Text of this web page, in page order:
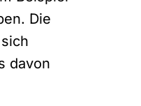
Die
davon